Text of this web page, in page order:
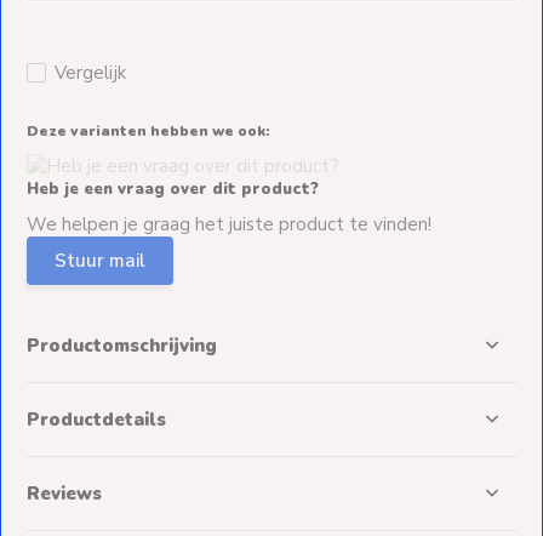
Vergelijk
Deze varianten hebben we ook:
Heb je een vraag over dit product?
We helpen je graag het juiste product te vinden!
Stuur mail
Productomschrijving
Productdetails
Reviews